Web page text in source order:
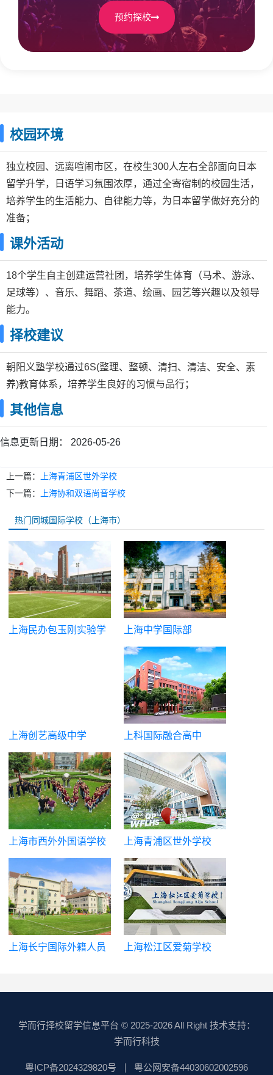
预约探校
校园环境
独立校园、远离喧闹市区，在校生300人左右全部面向日本
留学升学，日语学习氛围浓厚，通过全寄宿制的校园生活，
培养学生的生活能力、自律能力等，为日本留学做好充分的
准备；
课外活动
18个学生自主创建运营社团，培养学生体育（马术、游泳、
足球等）、音乐、舞蹈、茶道、绘画、园艺等兴趣以及领导
能力。
择校建议
朝阳义塾学校通过6S(整理、整顿、清扫、清洁、安全、素
养)教育体系，培养学生良好的习惯与品行；
其他信息
信息更新日期： 2026-05-26
上一篇：
上海青浦区世外学校
下一篇：
上海协和双语尚音学校
热门同城国际学校（上海市）
上海民办包玉刚实验学
上海中学国际部
上海创艺高级中学 上科国际融合高中
上海市西外外国语学校
高中部
上海青浦区世外学校
上海长宁国际外籍人员
上海松江区爱菊学校
学而行择校留学信息平台 © 2025-2026 All Right 技术支持：
学而行科技
粤ICP备2024329820号 粤公网安备44030602002596